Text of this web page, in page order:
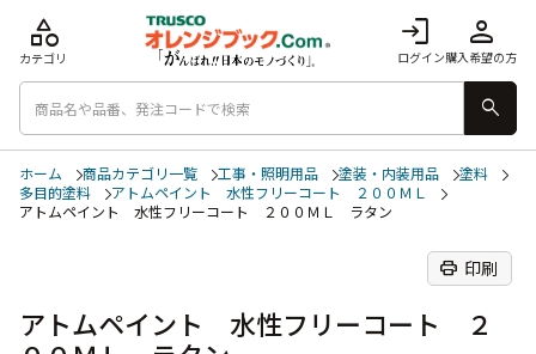
login
ログイン
person
購入希望の方
category
カテゴリ
search
ホーム 商品カテゴリ一覧 工事・照明用品 塗装・内装用品
塗料
多目的塗料
アトムペイント 水性フリーコート ２００ＭＬ
アトムペイント 水性フリーコート ２００ＭＬ ラタン
print 印刷
アトムペイント 水性フリーコート ２